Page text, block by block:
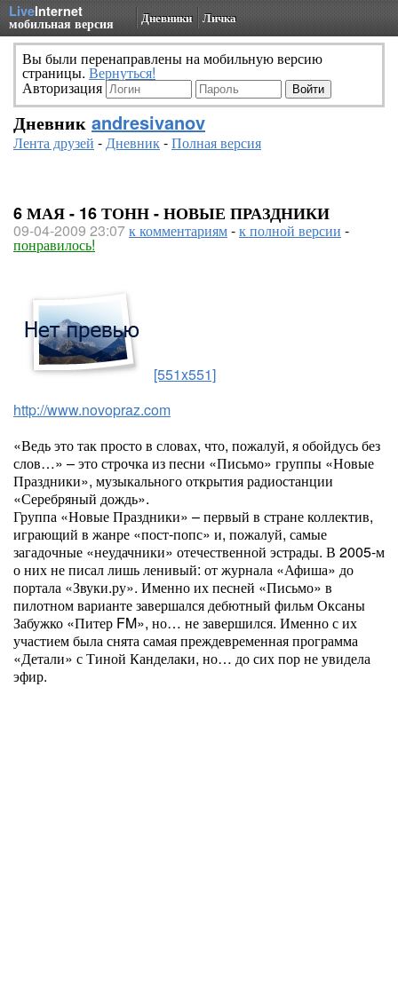
LiveInternet
мобильная версия Дневники Личка
Вы были перенаправлены на мобильную версию
страницы. Вернуться!
Авторизация
Дневник andresivanov
Лента друзей -Дневник-Полная версия
6 МАЯ - 16 ТОНН - НОВЫЕ ПРАЗДНИКИ
09-04-2009 23:07к комментариям-к полной версии -
понравилось!
[551x551]
http://www.novopraz.com
«Ведь это так просто в словах, что, пожалуй, я обойдусь без
слов…» – это строчка из песни «Письмо» группы «Новые
Праздники», музыкального открытия радиостанции
«Серебряный дождь».
Группа «Новые Праздники» – первый в стране коллектив,
играющий в жанре «пост-попс» и, пожалуй, самые
загадочные «неудачники» отечественной эстрады. В 2005-м
о них не писал лишь ленивый: от журнала «Афиша» до
портала «Звуки.ру». Именно их песней «Письмо» в
пилотном варианте завершался дебютный фильм Оксаны
Забужко «Питер FM», но… не завершился. Именно с их
участием была снята самая преждевременная программа
«Детали» с Тиной Канделаки, но… до сих пор не увидела
эфир.